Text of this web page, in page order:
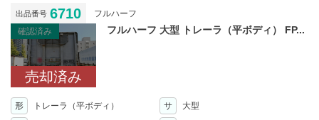
出品番号 6710
フルハーフ
確認済み
売却済み
フルハーフ 大型 トレーラ（平ボディ） FP...
形 トレーラ（平ボディ） サ
大型